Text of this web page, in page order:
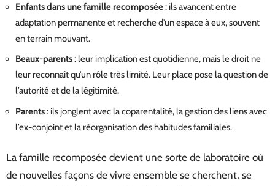
Enfants dans une famille recomposée: ils avancent entre
adaptation permanente et recherche d’un espace à eux, souvent
en terrain mouvant.
Beaux-parents: leur implication est quotidienne, mais le droit ne
leur reconnaît qu’un rôle très limité. Leur place pose la question de
l’autorité et de la légitimité.
Parents: ils jonglent avec la coparentalité, la gestion des liens avec
l’ex-conjoint et la réorganisation des habitudes familiales.
La famille recomposée devient une sorte de laboratoire où
de nouvelles façons de vivre ensemble se cherchent, se